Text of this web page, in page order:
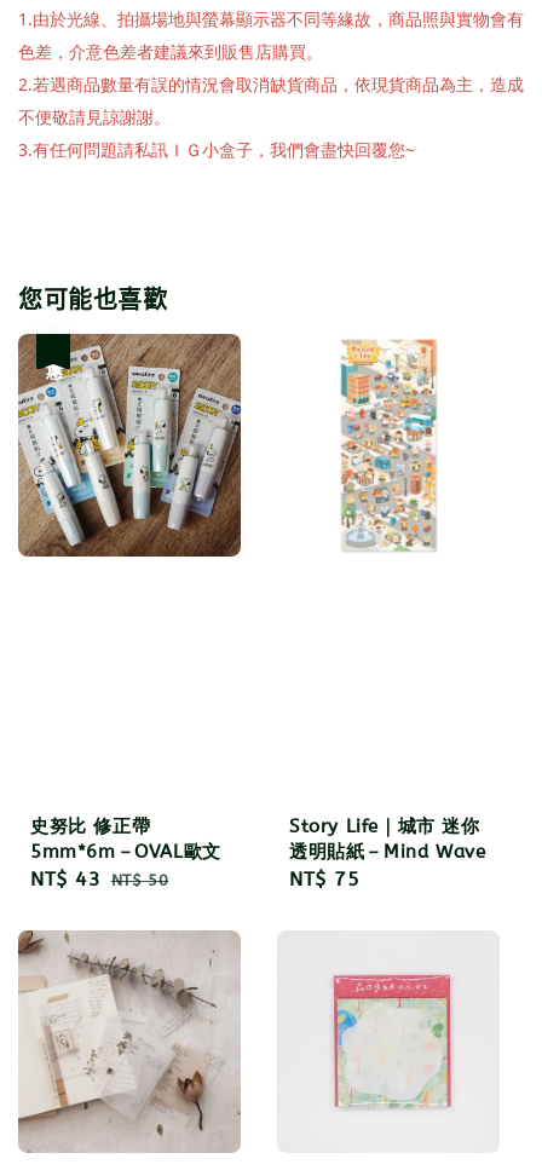
1.由於光線、拍攝場地與螢幕顯示器不同等緣故，商品照與實物會有
色差，介意色差者建議來到販售店購買。
2.若遇商品數量有誤的情況會取消缺貨商品，依現貨商品為主，造成
不便敬請見諒謝謝。
3.有任何問題請私訊ＩＧ小盒子，我們會盡快回覆您~
您可能也喜歡
史努比 修正帶
5mm*6m－OVAL歐文
Sale
NT$ 43 Regular
NT$ 50
Story Life｜城市 迷你
透明貼紙－Mind Wave
Regular
NT$ 75